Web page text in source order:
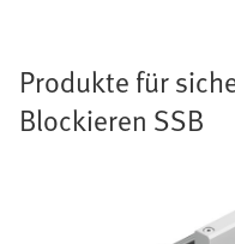
Produkte für
Blockieren SSB